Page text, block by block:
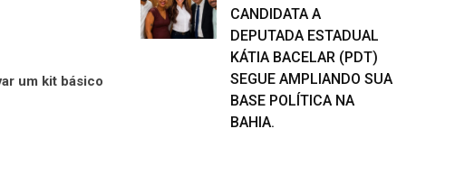
um kit básico
CANDIDATA A
DEPUTADA ESTADUAL
KÁTIA BACELAR (PDT)
SEGUE AMPLIANDO SUA
BASE POLÍTICA NA
BAHIA.